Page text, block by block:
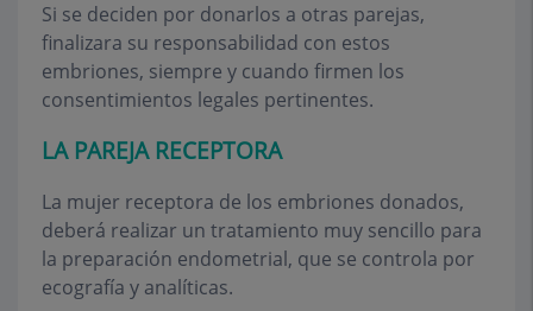
Si se deciden por donarlos a otras parejas,
finalizara su responsabilidad con estos
embriones, siempre y cuando firmen los
consentimientos legales pertinentes.
LA PAREJA RECEPTORA
La mujer receptora de los embriones donados,
deberá realizar un tratamiento muy sencillo para
la preparación endometrial, que se controla por
ecografía y analíticas.